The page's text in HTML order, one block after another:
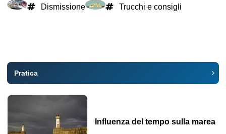
Dismissione Trucchi e consigli
Pratica
Influenza del tempo sulla marea